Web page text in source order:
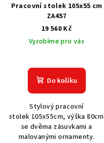
Pracovní stolek 105x55 cm
ZA457
19 560 Kč
Vyrobíme pro vás
Do košíku
Stylový pracovní
stolek 105x55cm, výška 80cm
se dvěma zásuvkami a
malovanými ornamenty.